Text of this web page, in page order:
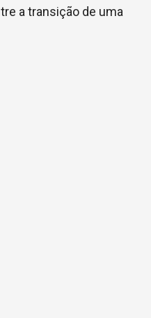
a transição de uma